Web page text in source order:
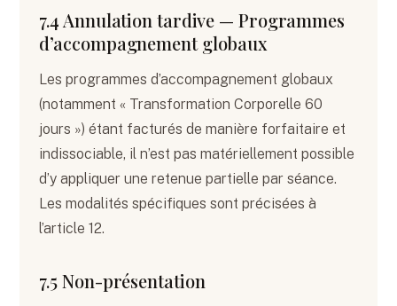
7.4 Annulation tardive — Programmes
d’accompagnement globaux
Les programmes d’accompagnement globaux
(notamment « Transformation Corporelle 60
jours ») étant facturés de manière forfaitaire et
indissociable, il n’est pas matériellement possible
d’y appliquer une retenue partielle par séance.
Les modalités spécifiques sont précisées à
l’article 12.
7.5 Non-présentation